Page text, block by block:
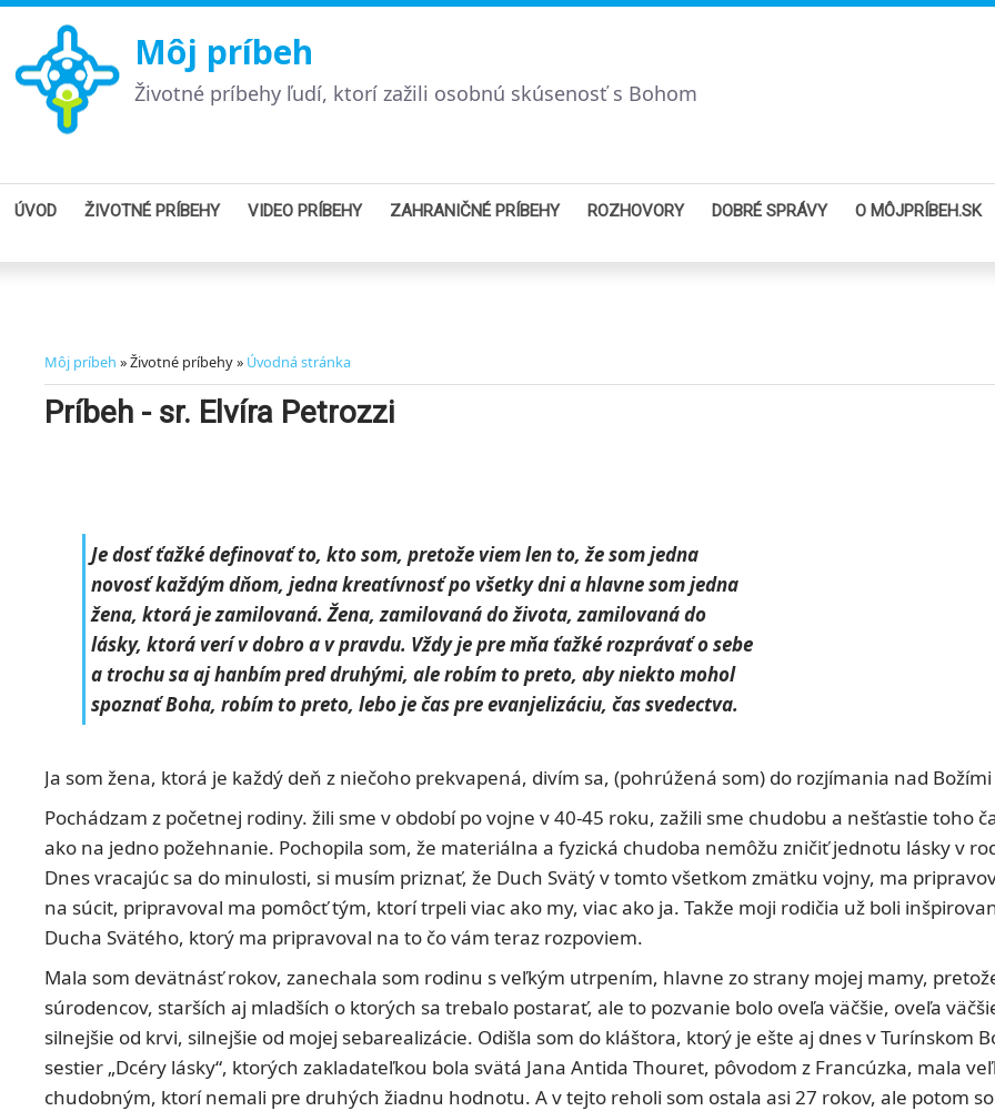
Môj príbeh
Životné príbehy ľudí, ktorí zažili osobnú skúsenosť s Bohom
ÚVOD ŽIVOTNÉ PRÍBEHY VIDEO PRÍBEHY ZAHRANIČNÉ PRÍBEHY ROZHOVORY DOBRÉ SPRÁVY O MÔJPRÍBEH.SK
Môj príbeh » Životné príbehy » Úvodná stránka
Príbeh - sr. Elvíra Petrozzi
Je dosť ťažké definovať to, kto som, pretože viem len to, že som jedna
novosť každým dňom, jedna kreatívnosť po všetky dni a hlavne som jedna
žena, ktorá je zamilovaná. Žena, zamilovaná do života, zamilovaná do
lásky, ktorá verí v dobro a v pravdu. Vždy je pre mňa ťažké rozprávať o sebe
a trochu sa aj hanbím pred druhými, ale robím to preto, aby niekto mohol
spoznať Boha, robím to preto, lebo je čas pre evanjelizáciu, čas svedectva.
Ja som žena, ktorá je každý deň z niečoho prekvapená, divím sa, (pohrúžená som) do rozjímania nad
Pochádzam z početnej rodiny. žili sme v období po vojne v 40-45 roku, zažili sme chudobu a nešťastie toho
ako na jedno požehnanie. Pochopila som, že materiálna a fyzická chudoba nemôžu zničiť jednotu lásky v
Dnes vracajúc sa do minulosti, si musím priznať, že Duch Svätý v tomto všetkom zmätku vojny, ma
na súcit, pripravoval ma pomôcť tým, ktorí trpeli viac ako my, viac ako ja. Takže moji rodičia už boli
Ducha Svätého, ktorý ma pripravoval na to čo vám teraz rozpoviem.
Mala som devätnásť rokov, zanechala som rodinu s veľkým utrpením, hlavne zo strany mojej mamy,
súrodencov, starších aj mladších o ktorých sa trebalo postarať, ale to pozvanie bolo oveľa väčšie, oveľa
silnejšie od krvi, silnejšie od mojej sebarealizácie. Odišla som do kláštora, ktorý je ešte aj dnes v Turínskom
sestier „Dcéry lásky“, ktorých zakladateľkou bola svätá Jana Antida Thouret, pôvodom z Francúzka, mala
chudobným, ktorí nemali pre druhých žiadnu hodnotu. A v tejto reholi som ostala asi 27 rokov, ale potom